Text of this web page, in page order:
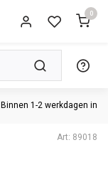
0
Binnen 1-2 werkdagen in
Art: 89018